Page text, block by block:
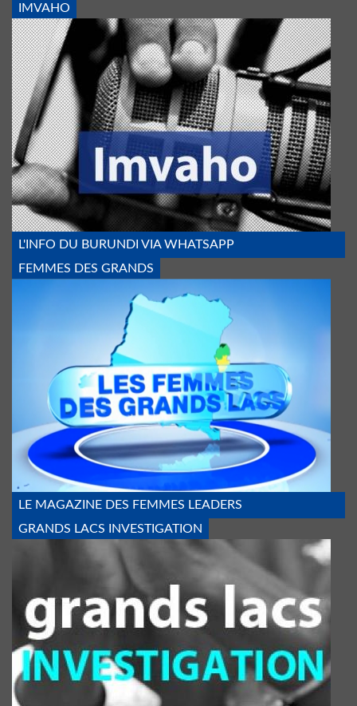
IMVAHO
IMVAHO_1_BIS.JPG
L'INFO DU BURUNDI VIA WHATSAPP
FEMMES DES GRANDS
FEMMES_DES_GDS_LACS.PNG
LE MAGAZINE DES FEMMES LEADERS
GRANDS LACS INVESTIGATION
MENOTTE_3.JPG